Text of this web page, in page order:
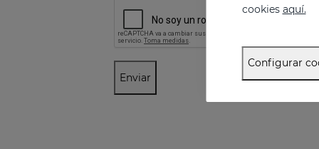
Enviar
cookies aquí.
Configurar